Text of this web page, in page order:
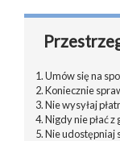
1. Umów się na
2. Koniecznie
3. Nie wysyłaj
4. Nigdy nie płać z
5. Nie udostępniaj